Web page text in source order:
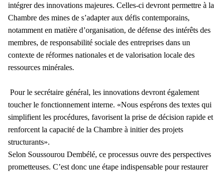
intégrer des innovations majeures. Celles-ci devront permettre à la
Chambre des mines de s’adapter aux défis contemporains,
notamment en matière d’organisation, de défense des intérêts des
membres, de responsabilité sociale des entreprises dans un
contexte de réformes nationales et de valorisation locale des
ressources minérales.
Pour le secrétaire général, les innovations devront également
toucher le fonctionnement interne. «Nous espérons des textes qui
simplifient les procédures, favorisent la prise de décision rapide et
renforcent la capacité de la Chambre à initier des projets
structurants».
Selon Soussourou Dembélé, ce processus ouvre des perspectives
prometteuses. C’est donc une étape indispensable pour restaurer